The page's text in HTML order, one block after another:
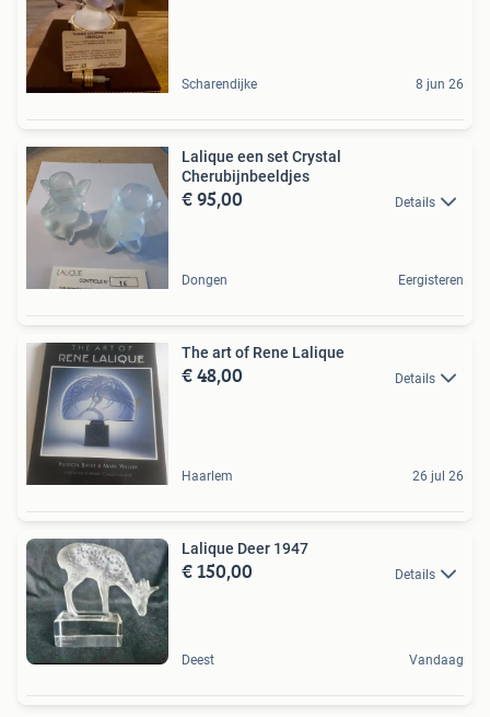
Scharendijke 8 jun 26
Lalique een set Crystal
Cherubijnbeeldjes
€ 95,00 Details
Dongen Eergisteren
The art of Rene Lalique
€ 48,00 Details
Haarlem 26 jul 26
Lalique Deer 1947
€ 150,00 Details
Deest Vandaag